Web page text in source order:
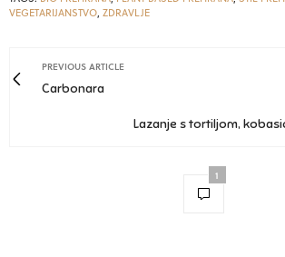
VEGETARIJANSTVO, ZDRAVLJE
PREVIOUS ARTICLE
Carbonara
Lazanje s tortiljom,
1